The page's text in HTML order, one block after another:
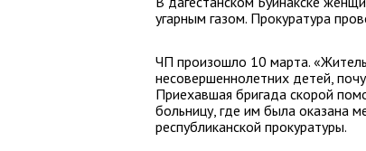
угарным газом. Прокуратура
ЧП произошло 10 марта.
несовершеннолетних детей,
Приехавшая бригада скорой
больницу, где им была оказана
республиканской прокуратуры.